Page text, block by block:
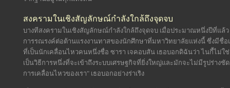
สงครามในเชิงสัญลักษณ์กำลังใกล้ถึงจุดจบ
บางทีสงครามในเชิงสัญลักษณ์กำลังใกล้ถึงจุดจบ เมื่อประมาณหนึ่งปีที่แล้
การรณรงค์ต่อต้านแรงงานทาสของนักศึกษาที่มหาวิทยาลัยแห่งนี้ ซึ่งมีชื่
ที่เป็นนักเคลื่อนไหวคนหนึ่งชื่อ ซารา เจคอบสัน เธอบอกดิฉันว่า ไนกี้ไม่ใ
เป็นวิธีการหนึ่งที่จะเข้าถึงระบบเศรษฐกิจที่ยิ่งใหญ่และมักจะไม่มีรูปร่าง
การเคลื่อนไหวของเรา" เธอบอกอย่างร่าเริง